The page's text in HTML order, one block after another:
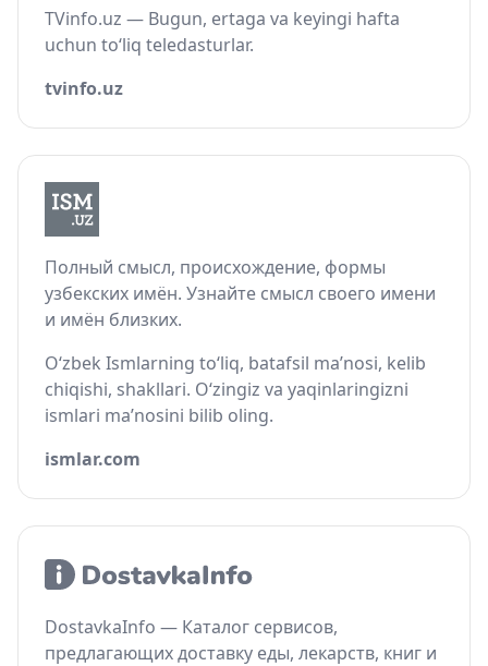
TVinfo.uz — Bugun, ertaga va keyingi hafta
uchun to‘liq teledasturlar.
tvinfo.uz
Полный смысл, происхождение, формы
узбекских имён. Узнайте смысл своего имени
и имён близких.
O‘zbek Ismlarning to‘liq, batafsil ma’nosi, kelib
chiqishi, shakllari. O‘zingiz va yaqinlaringizni
ismlari ma’nosini bilib oling.
ismlar.com
DostavkaInfo — Каталог сервисов,
предлагающих доставку еды, лекарств, книг и